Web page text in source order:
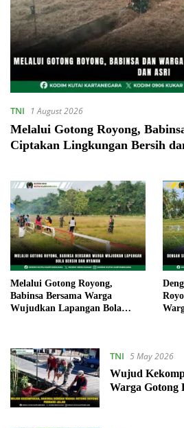
TNI 1 August 2026
Melalui Gotong Royong,
Ciptakan Lingkungan Bersih
Melalui Gotong Royong,
Babinsa Bersama Warga
Wujudkan Lapangan Bola
TNI 5 May 2026
Wujud
Warga Gotong